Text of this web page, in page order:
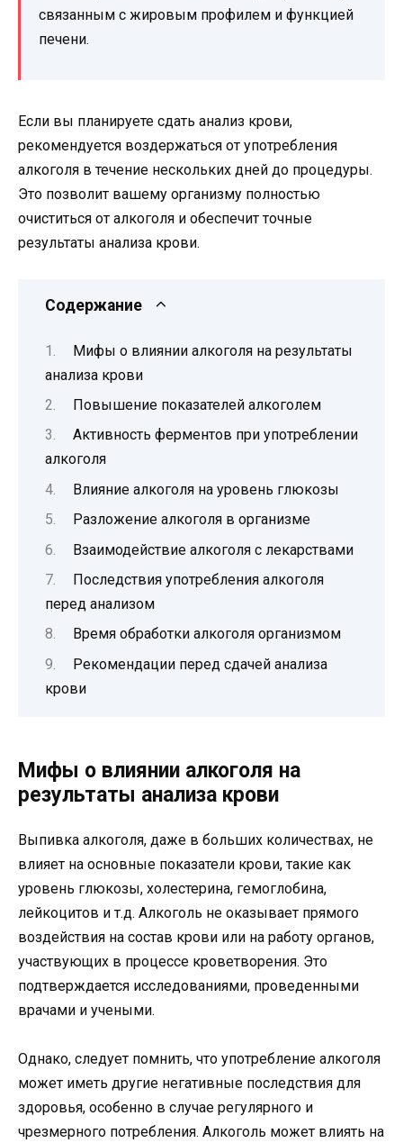
связанным с жировым профилем и функцией
печени.
Если вы планируете сдать анализ крови,
рекомендуется воздержаться от употребления
алкоголя в течение нескольких дней до процедуры.
Это позволит вашему организму полностью
очиститься от алкоголя и обеспечит точные
результаты анализа крови.
Содержание
Мифы о влиянии алкоголя на результаты
анализа крови
Повышение показателей алкоголем
Активность ферментов при употреблении
алкоголя
Влияние алкоголя на уровень глюкозы
Разложение алкоголя в организме
Взаимодействие алкоголя с лекарствами
Последствия употребления алкоголя
перед анализом
Время обработки алкоголя организмом
Рекомендации перед сдачей анализа
крови
Мифы о влиянии алкоголя на
результаты анализа крови
Выпивка алкоголя, даже в больших количествах, не
влияет на основные показатели крови, такие как
уровень глюкозы, холестерина, гемоглобина,
лейкоцитов и т.д. Алкоголь не оказывает прямого
воздействия на состав крови или на работу органов,
участвующих в процессе кроветворения. Это
подтверждается исследованиями, проведенными
врачами и учеными.
Однако, следует помнить, что употребление алкоголя
может иметь другие негативные последствия для
здоровья, особенно в случае регулярного и
чрезмерного потребления. Алкоголь может влиять на